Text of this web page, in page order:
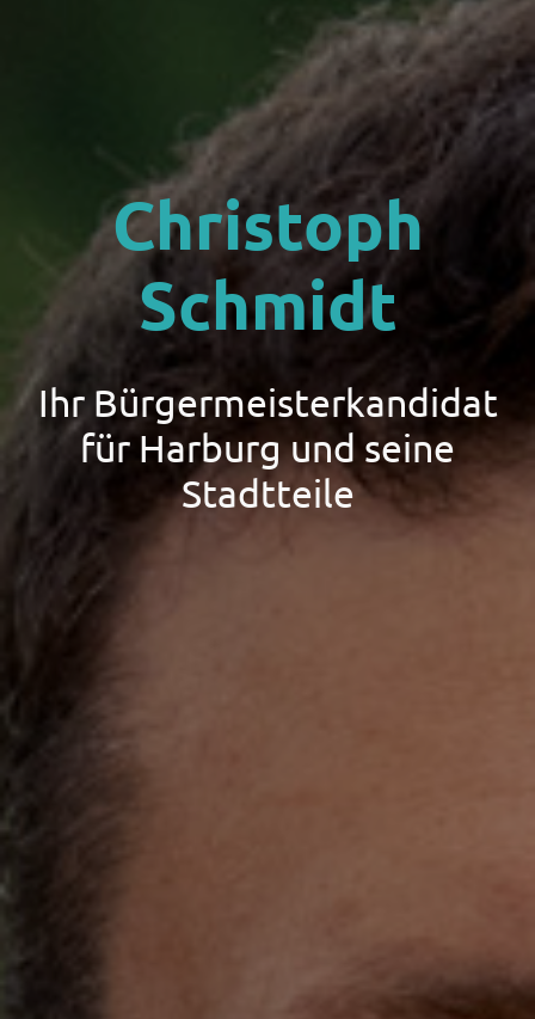
Christoph
Schmidt
Ihr Bürgermeisterkandidat
für Harburg und seine
Stadtteile